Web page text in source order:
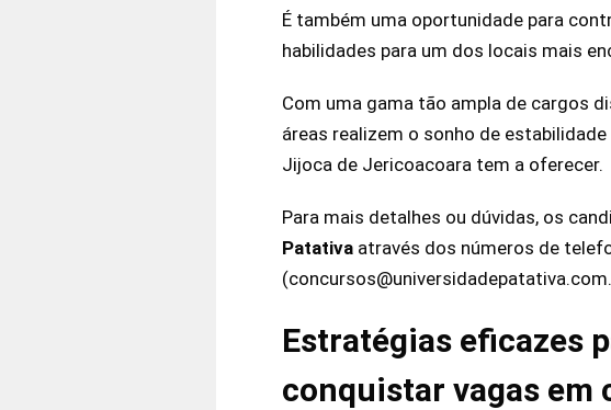
É também uma oportunidade para
habilidades para um dos locais mais
Com uma gama tão ampla de cargos
áreas realizem o sonho de
Jijoca de Jericoacoara tem a oferecer.
Para mais detalhes ou dúvidas, os
Patativa através dos números de
Estratégias eficazes
conquistar vagas em